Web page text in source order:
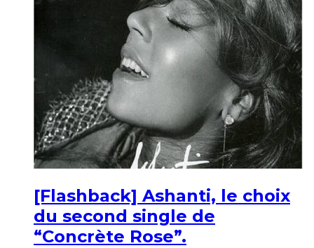
[Flashback] Ashanti, le choix
du second single de
“Concrète Rose”.